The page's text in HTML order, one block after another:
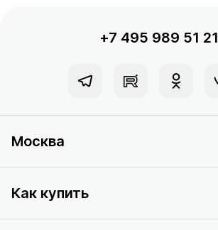
+7 495 989 51 21
Москва
Как купить